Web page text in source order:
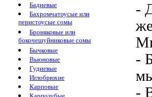
Бадиевые
Бахромчатоусые или
перистоусые сомы
Броняковые или
бокочешуйниковые сомы
Бычковые
Вьюновые
Гудиевые
Иглобрюхие
Карповые
-
-
-